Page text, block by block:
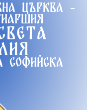
църква -
софийска